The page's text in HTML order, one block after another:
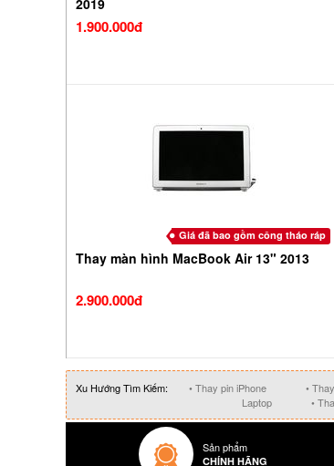
2019
1.900.000đ
Giá đã bao gồm công tháo ráp
Thay màn hình MacBook Air 13" 2013
2.900.000đ
Xu Hướng Tìm Kiếm: • Thay pin iPhone •
Laptop
•
Sản phẩm
CHÍNH HÃNG